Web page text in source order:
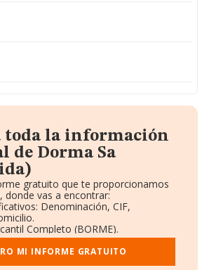
toda la información
de Dorma Sa
gratuito que te proporcionamos
donde vas a encontrar:
Denominación, CIF,
Completo (BORME).
Ventas y Empleados.
y Administradores.
MI INFORME GRATUITO